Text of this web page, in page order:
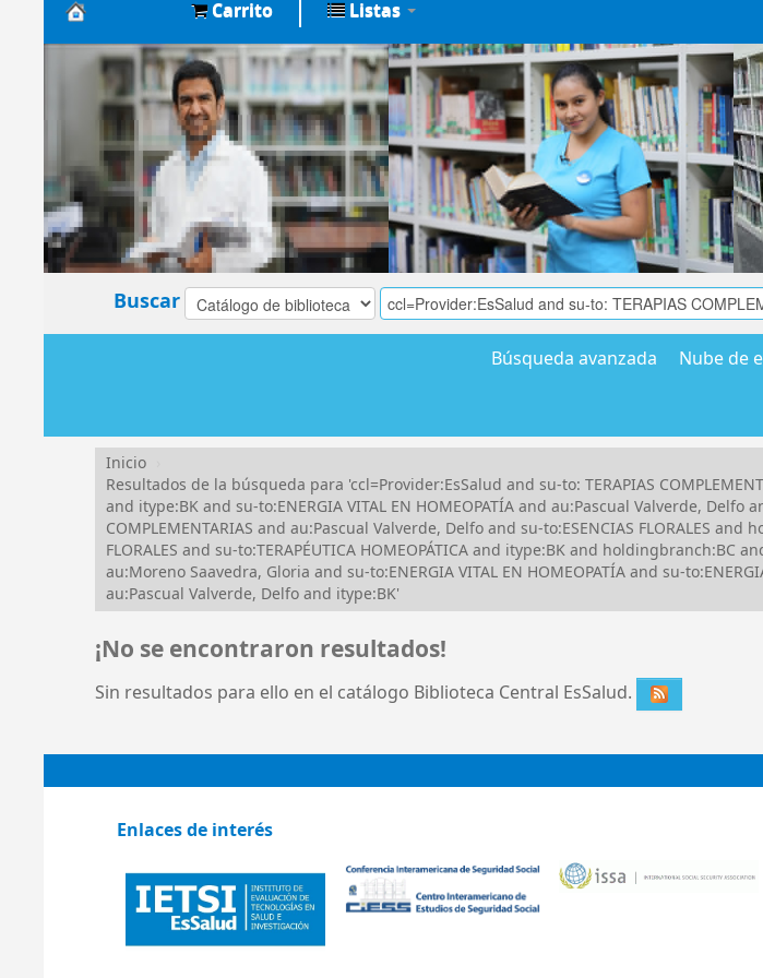
Biblioteca
Central
EsSalud
Carrito Listas
Buscar
Búsqueda avanzada Nube de
Inicio
Resultados de la búsqueda para 'ccl=Provider:EsSalud and su-to: TERAPIAS
and itype:BK and su-to:ENERGIA VITAL EN HOMEOPATÍA and au:Pascual Valverde, Delfo
COMPLEMENTARIAS and au:Pascual Valverde, Delfo and su-to:ESENCIAS FLORALES
FLORALES and su-to:TERAPÉUTICA HOMEOPÁTICA and itype:BK and holdingbranch:BC
au:Moreno Saavedra, Gloria and su-to:ENERGIA VITAL EN HOMEOPATÍA and su-
au:Pascual Valverde, Delfo and itype:BK'
¡No se encontraron resultados!
Sin resultados para ello en el catálogo Biblioteca Central EsSalud.
Enlaces de interés